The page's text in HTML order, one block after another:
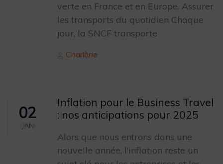
verte en France et en Europe. Assurer
les transports du quotidien Chaque
jour, la SNCF transporte
Author
Charlène
02
JAN
Inflation pour le Business Travel
: nos anticipations pour 2025
Alors que nous entrons dans une
nouvelle année, l’inflation reste un